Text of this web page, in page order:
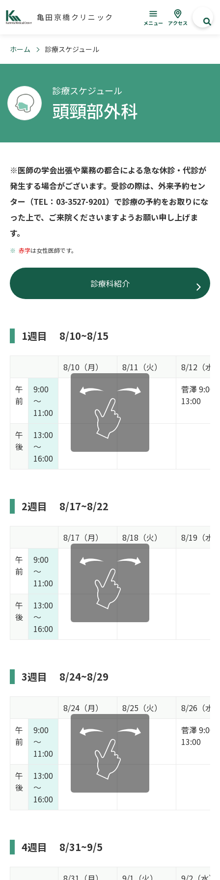
亀田京橋クリニック
メニュー アクセス
ホーム 診療スケジュール
診療スケジュール
頭頸部外科
※医師の学会出張や業務の都合による急な休診・代診が
発生する場合がございます。受診の際は、外来予約セン
ター（TEL：03-3527-9201）で診療の予約をお取りにな
った上で、ご来院くださいますようお願い申し上げま
す。
赤字は女性医師です。
診療科紹介
1週目 8/10~8/15
8/10（月） 8/11（火）
8/12（水
午
前
9:00
～
11:00
菅澤 9:00
13:00
午
後
13:00
～
16:00
2週目 8/17~8/22
8/17（月） 8/18（火）
8/19（水
午
前
9:00
～
11:00
午
後
13:00
～
16:00
3週目 8/24~8/29
8/24（月） 8/25（火）
8/26（水
午
前
9:00
～
11:00
菅澤 9:00
13:00
午
後
13:00
～
16:00
4週目 8/31~9/5